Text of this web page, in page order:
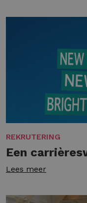
REKRUTERING
Een
Lees meer